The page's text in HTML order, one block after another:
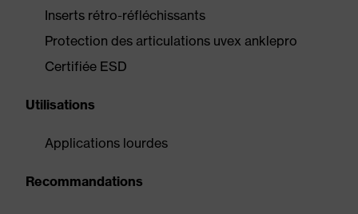
Inserts rétro-réfléchissants
Protection des articulations uvex anklepro
Certifiée ESD
Utilisations
Applications lourdes
Recommandations